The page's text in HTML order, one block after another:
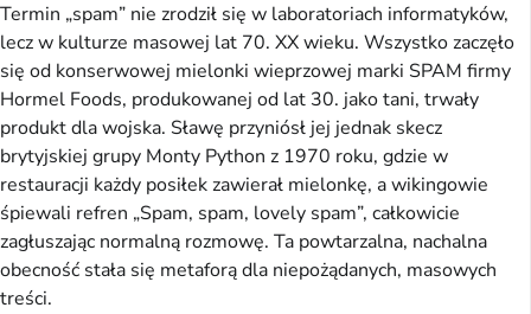
Termin „spam” nie zrodził się w laboratoriach informatyków,
lecz w kulturze masowej lat 70. XX wieku. Wszystko zaczęło
się od konserwowej mielonki wieprzowej marki SPAM firmy
Hormel Foods, produkowanej od lat 30. jako tani, trwały
produkt dla wojska. Sławę przyniósł jej jednak skecz
brytyjskiej grupy Monty Python z 1970 roku, gdzie w
restauracji każdy posiłek zawierał mielonkę, a wikingowie
śpiewali refren „Spam, spam, lovely spam”, całkowicie
zagłuszając normalną rozmowę. Ta powtarzalna, nachalna
obecność stała się metaforą dla niepożądanych, masowych
treści.